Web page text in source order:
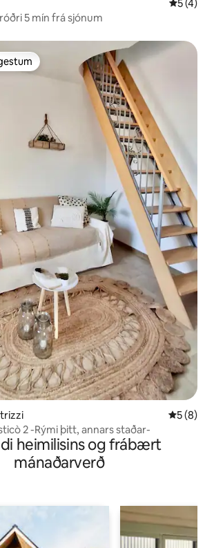
5 af 5 í
5 (4)
5 mín frá sjónum
5 af 5 í
5 (8)
2 -Rými þitt, annars staðar-
heimilisins og frábært
mánaðarverð